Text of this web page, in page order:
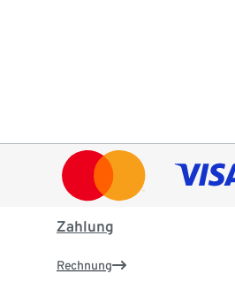
Zahlung
Rechnung